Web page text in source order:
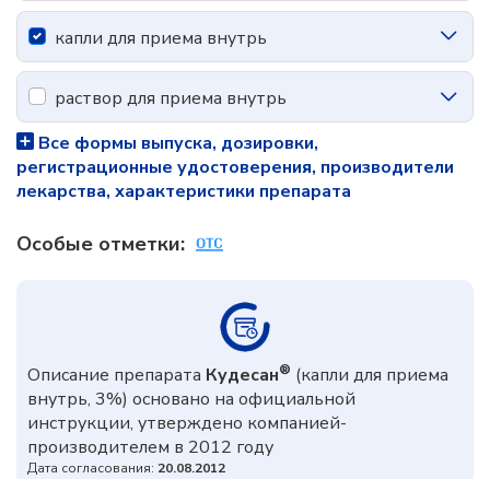
капли для приема внутрь
раствор для приема внутрь
Все формы выпуска, дозировки,
регистрационные удостоверения, производители
лекарства, характеристики препарата
Особые отметки:
Описание препарата Кудесан® (капли для приема
внутрь, 3%) основано на официальной
инструкции, утверждено компанией-
производителем в 2012 году
Дата согласования: 20.08.2012